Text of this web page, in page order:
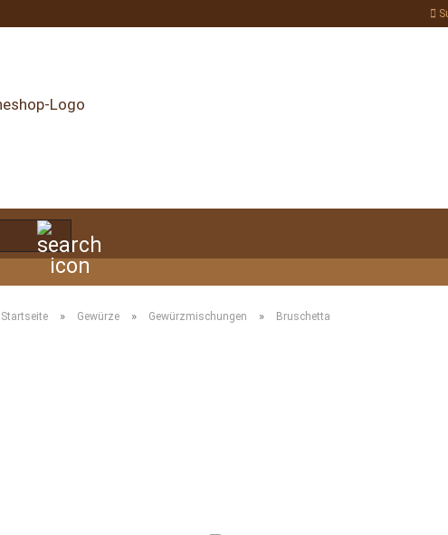
Startseite » Gewürze » Gewürzmischungen » Bruschetta